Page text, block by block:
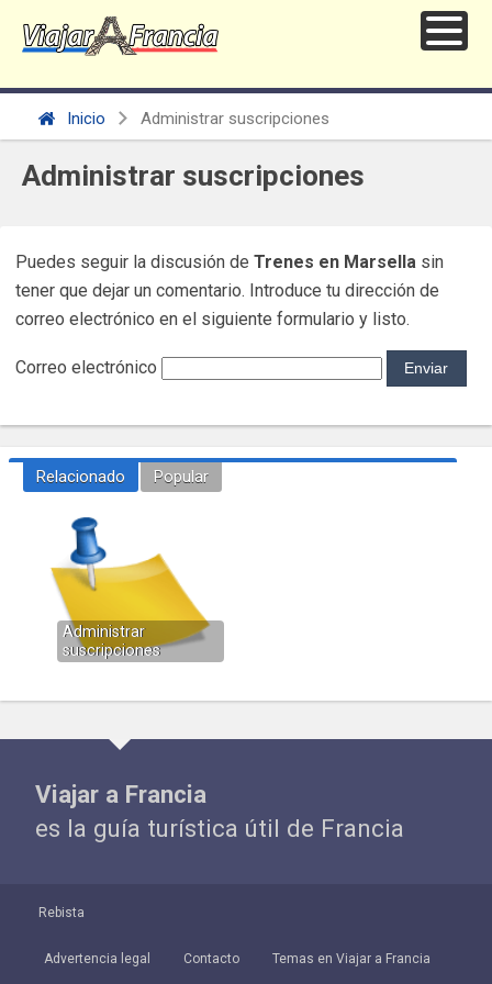
Inicio Administrar suscripciones
Administrar suscripciones
Puedes seguir la discusión de Trenes en Marsella sin
tener que dejar un comentario. Introduce tu dirección de
correo electrónico en el siguiente formulario y listo.
Correo electrónico
Relacionado Popular
Administrar
suscripciones
Viajar a Francia
es la guía turística útil de Francia
Rebista
Advertencia legal Contacto Temas en Viajar a Francia